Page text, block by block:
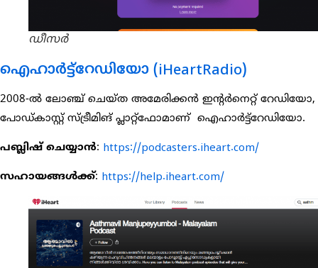
ഡീസർ
ഐഹാർട്ട്റേഡിയോ (iHeartRadio)
2008-ൽ ലോഞ്ച് ചെയ്ത അമേരിക്കൻ ഇന്റർനെറ്റ് റേഡിയോ,
പോഡ്കാസ്റ്റ് സ്ട്രീമിങ് പ്ലാറ്റ്‌ഫോമാണ് ഐഹാർട്ട്റേഡിയോ.
പബ്ലിഷ് ചെയ്യാൻ: https://podcasters.iheart.com/
സഹായങ്ങൾക്ക്: https://help.iheart.com/